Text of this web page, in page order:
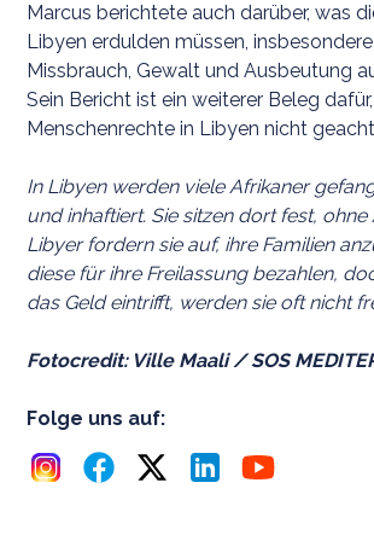
Marcus berichtete auch darüber, was
Libyen erdulden müssen,
Missbrauch, Gewalt und Ausbeutung
Sein Bericht ist ein weiterer Beleg
Menschenrechte in Libyen nicht
In Libyen werden viele Afrikaner
und inhaftiert. Sie sitzen dort fest, ohne
Libyer fordern sie auf, ihre Familien
diese für ihre Freilassung bezahlen,
das Geld eintrifft, werden sie oft nicht
Fotocredit: Ville Maali / SOS
Folge uns auf: